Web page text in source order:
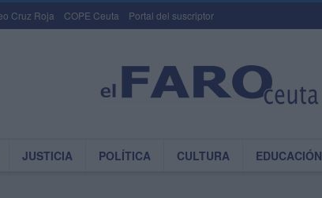
Cruz Roja COPE Ceuta Portal del suscriptor
JUSTICIA POLÍTICA CULTURA EDUCACIÓN